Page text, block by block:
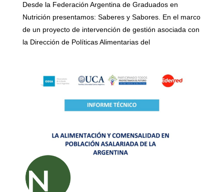
Desde la Federación Argentina de Graduados en
Nutrición presentamos: Saberes y Sabores. En el marco
de un proyecto de intervención de gestión asociada con
la Dirección de Políticas Alimentarias del